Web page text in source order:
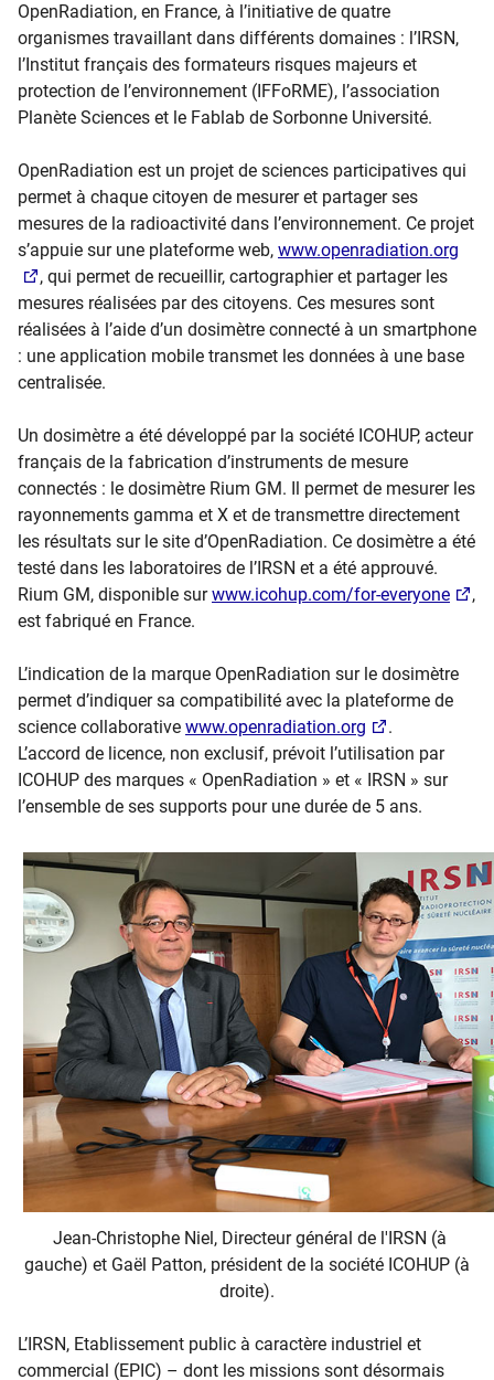
OpenRadiation, en France, à l’initiative de quatre
organismes travaillant dans différents domaines : l’IRSN,
l’Institut français des formateurs risques majeurs et
protection de l’environnement (IFFoRME), l’association
Planète Sciences et le Fablab de Sorbonne Université.
OpenRadiation est un projet de sciences participatives qui
permet à chaque citoyen de mesurer et partager ses
mesures de la radioactivité dans l’environnement. Ce projet
s’appuie sur une plateforme web, www.openradiation.org
, qui permet de recueillir, cartographier et partager les
mesures réalisées par des citoyens. Ces mesures sont
réalisées à l’aide d’un dosimètre connecté à un smartphone
: une application mobile transmet les données à une base
centralisée.
Un dosimètre a été développé par la société ICOHUP, acteur
français de la fabrication d’instruments de mesure
connectés : le dosimètre Rium GM. Il permet de mesurer les
rayonnements gamma et X et de transmettre directement
les résultats sur le site d’OpenRadiation. Ce dosimètre a été
testé dans les laboratoires de l’IRSN et a été approuvé.
Rium GM, disponible surwww.icohup.com/for-everyone
,
est fabriqué en France.
L’indication de la marque OpenRadiation sur le dosimètre
permet d’indiquer sa compatibilité avec la plateforme de
science collaborative www.openradiation.org
.
L’accord de licence, non exclusif, prévoit l’utilisation par
ICOHUP des marques « OpenRadiation » et « IRSN » sur
l’ensemble de ses supports pour une durée de 5 ans.
Jean-Christophe Niel, Directeur général de l'IRSN (à
gauche) et Gaël Patton, président de la société ICOHUP (à
droite).
L’IRSN, Etablissement public à caractère industriel et
commercial (EPIC) – dont les missions sont désormais